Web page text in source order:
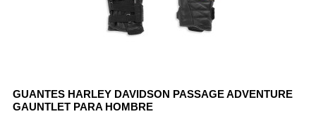
GUANTES HARLEY DAVIDSON PASSAGE ADVENTURE
GAUNTLET PARA HOMBRE